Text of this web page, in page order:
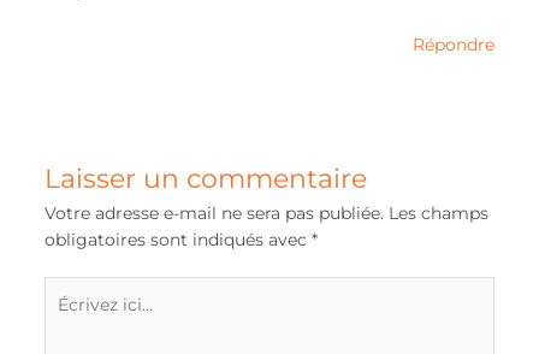
Répondre
Laisser un commentaire
Votre adresse e-mail ne sera pas publiée. Les champs
obligatoires sont indiqués avec *
ici…